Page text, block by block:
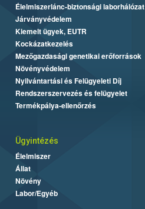
Élelmiszerlánc-biztonsági laborhálózat
Járványvédelem
Kiemelt ügyek, EUTR
Kockázatkezelés
Mezőgazdasági genetikai erőforrások
Növényvédelem
Nyilvántartási és Felügyeleti Díj
Rendszerszervezés és felügyelet
Termékpálya-ellenőrzés
Ügyintézés
Élelmiszer
Állat
Növény
Labor/Egyéb